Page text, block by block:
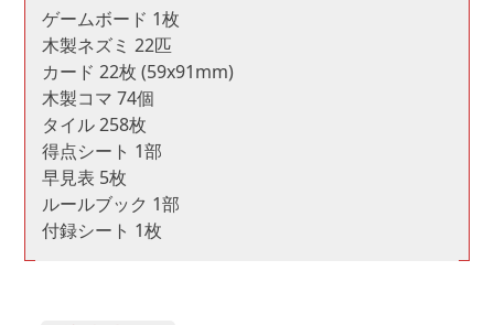
ゲームボード 1枚
木製ネズミ 22匹
カード 22枚 (59x91mm)
木製コマ 74個
タイル 258枚
得点シート 1部
早見表 5枚
ルールブック 1部
付録シート 1枚